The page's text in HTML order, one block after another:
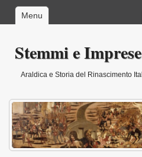
Menu
Stemmi e Imprese
Araldica e Storia del Rinascimento